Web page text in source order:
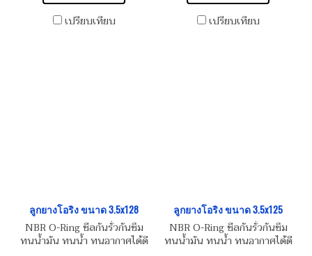
เปรียบเทียบ
เปรียบเทียบ
ลูกยางโอริง ขนาด 3.5x128
NBR O-Ring ซีลกันรั่วกันซึม
ทนน้ำมัน ทนน้ำ ทนอากาศได้ดี
ลูกยางโอริง ขนาด 3.5x125
NBR O-Ring ซีลกันรั่วกันซึม
ทนน้ำมัน ทนน้ำ ทนอากาศได้ดี